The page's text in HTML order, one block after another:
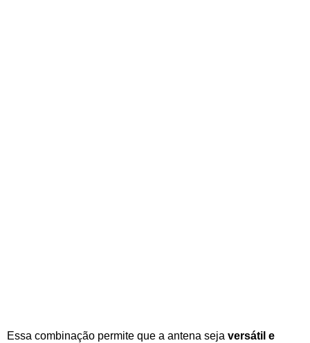
Essa combinação permite que a antena seja versátil e